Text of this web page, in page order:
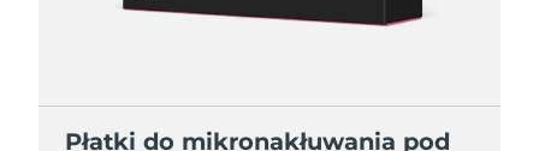
Płatki do mikronakłuwania pod